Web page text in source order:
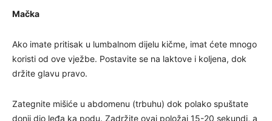
Mačka
Ako imate pritisak u lumbalnom dijelu kičme, imat ćete mnogo
koristi od ove vježbe. Postavite se na laktove i koljena, dok
držite glavu pravo.
Zategnite mišiće u abdomenu (trbuhu) dok polako spuštate
donji dio leđa ka podu. Zadržite ovaj položaj 15-20 sekundi, a